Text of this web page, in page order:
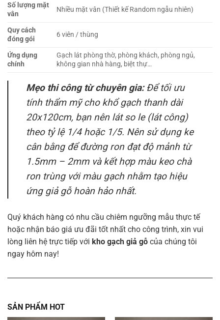
Số lượng mặt
vân
Nhiều mặt vân (Thiết kế Random ngẫu nhiên)
Quy cách
đóng gói
6 viên / thùng
Ứng dụng
chính
Gạch lát phòng thờ, phòng khách, phòng ngủ,
không gian nhà hàng, biệt thự…
Mẹo thi công từ chuyên gia:Để tối ưu
tính thẩm mỹ cho khổ gạch thanh dài
20x120cm, bạn nên lát so le (lát công)
theo tỷ lệ 1/4 hoặc 1/5. Nên sử dụng ke
cân bằng để đường ron đạt độ mảnh từ
1.5mm– 2mmvà kết hợp màu keo chà
ron trùng với màu gạch nhằm tạo hiệu
ứng giả gỗ hoàn hảo nhất.
Quý khách hàng có nhu cầu chiêm ngưỡng mẫu thực tế
hoặc nhận báo giá ưu đãi tốt nhất cho công trình, xin vui
lòng liên hệ trực tiếp với kho gạch giả gỗ của chúng tôi
ngay hôm nay!
SẢN PHẨM HOT